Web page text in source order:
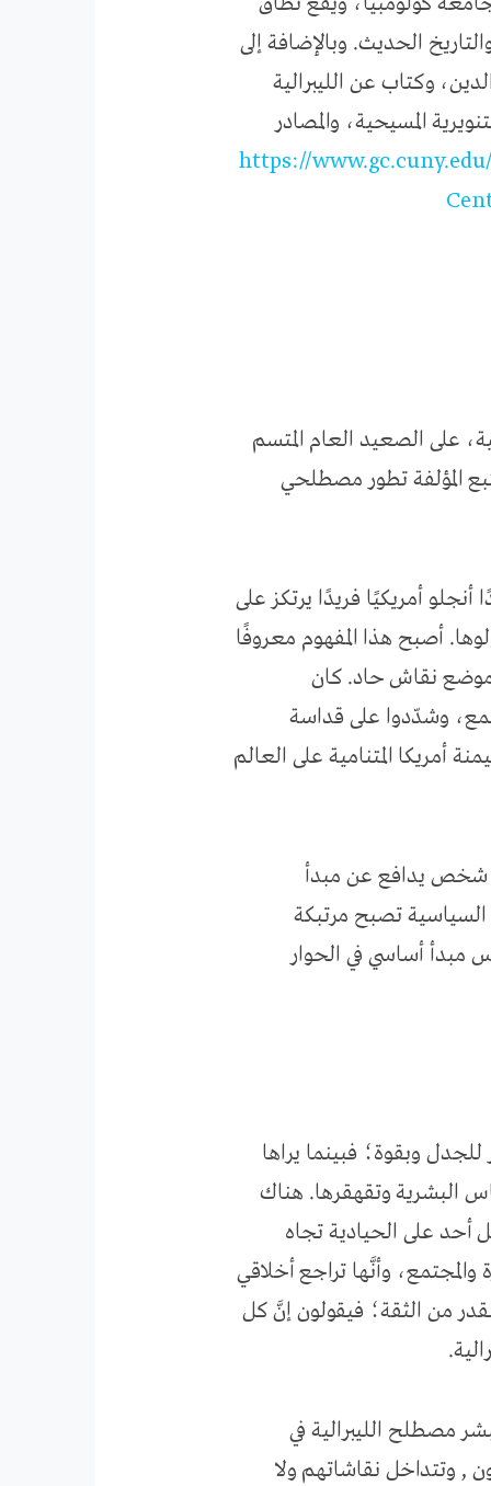
الحديث. وبالإضافة إلى
وكتاب عن الليبرالية
المسيحية، والمصادر
https://
على الصعيد العام المتسم
المؤلفة تطور مصطلحي
أنجلو أمريكيًا فريدًا يرتكز على
أصبح هذا المفهوم معروفًا
موضع نقاش حاد. كان
وشدّدوا على قداسة
أمريكا المتنامية على العالم
هو شخص يدافع عن مبدأ
السياسية تصبح مرتبكة
مبدأ أساسي في الحوار
وبقوة؛ فبينما يراها
البشرية وتقهقرها. هناك
أحد على الحيادية تجاه
والمجتمع، وأنَّها تراجع أخلاقي
من الثقة؛ فيقولون إنَّ كل
مصطلح الليبرالية في
وتتداخل نقاشاتهم ولا